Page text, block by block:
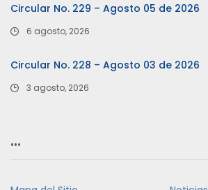
Circular No. 229 – Agosto 05 de 2026
6 agosto, 2026
Circular No. 228 – Agosto 03 de 2026
3 agosto, 2026
…